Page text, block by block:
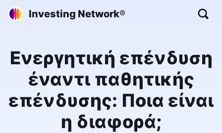
Investing Network®
Ενεργητική επένδυση
έναντι παθητικής
επένδυσης: Ποια είναι
η διαφορά;